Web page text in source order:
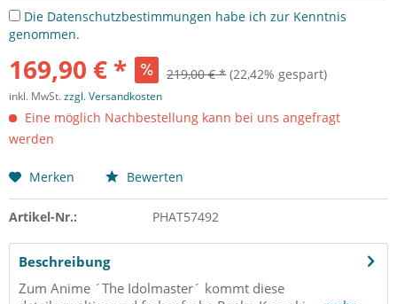
Die Datenschutzbestimmungen habe ich zur Kenntnis
genommen.
169,90 € * 219,00 € * (22,42% gespart)
inkl. MwSt.zzgl. Versandkosten
Eine möglich Nachbestellung kann bei uns angefragt
werden
Merken Bewerten
Artikel-Nr.: PHAT57492
Beschreibung
Zum Anime ´The Idolmaster´ kommt diese